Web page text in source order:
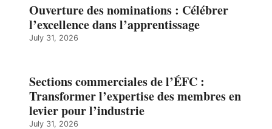
Ouverture des nominations : Célébrer
l’excellence dans l’apprentissage
July 31, 2026
Sections commerciales de l’ÉFC :
Transformer l’expertise des membres en
levier pour l’industrie
July 31, 2026